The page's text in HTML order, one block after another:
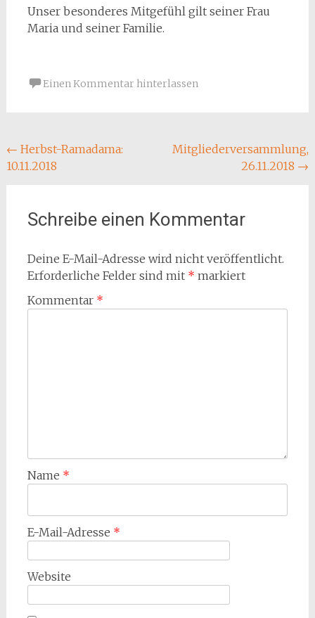
Unser besonderes Mitgefühl gilt seiner Frau
Maria und seiner Familie.
Einen Kommentar hinterlassen
Beitragsnavigation
← Herbst-Ramadama:
10.11.2018
Mitgliederversammlung,
26.11.2018 →
Schreibe einen Kommentar
Deine E-Mail-Adresse wird nicht veröffentlicht.
Erforderliche Felder sind mit * markiert
Kommentar *
Name *
E-Mail-Adresse *
Website